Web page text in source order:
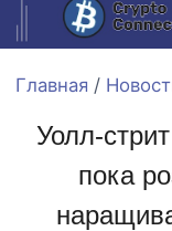
Главная /
Уолл-
пока